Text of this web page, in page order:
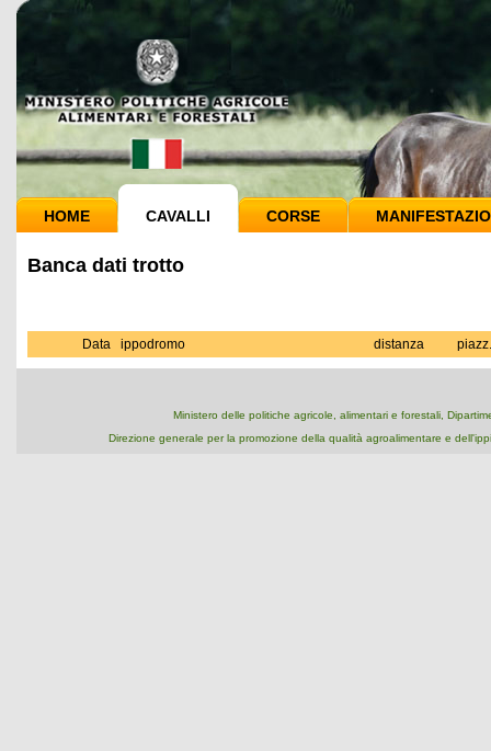
HOME CAVALLI CORSE
Banca dati trotto
Data ippodromo distanza piazz.
Ministero delle politiche agricole, alimentari e forestali,
Direzione generale per la promozione della qualità agroalimentare e